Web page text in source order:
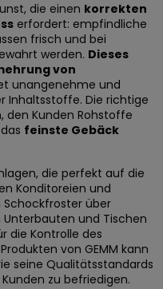
die einen korrekten
erfordert: empfindliche
frisch und bei
werden. Dieses
von
unangenehme und
Inhaltsstoffe. Die richtige
den Kunden Rohstoffe
feinste Gebäck
die perfekt auf die
Konditoreien und
über
Unterbauten und Tischen
die Kontrolle des
von GEMM kann
seine Qualitätsstandards
zu befriedigen.